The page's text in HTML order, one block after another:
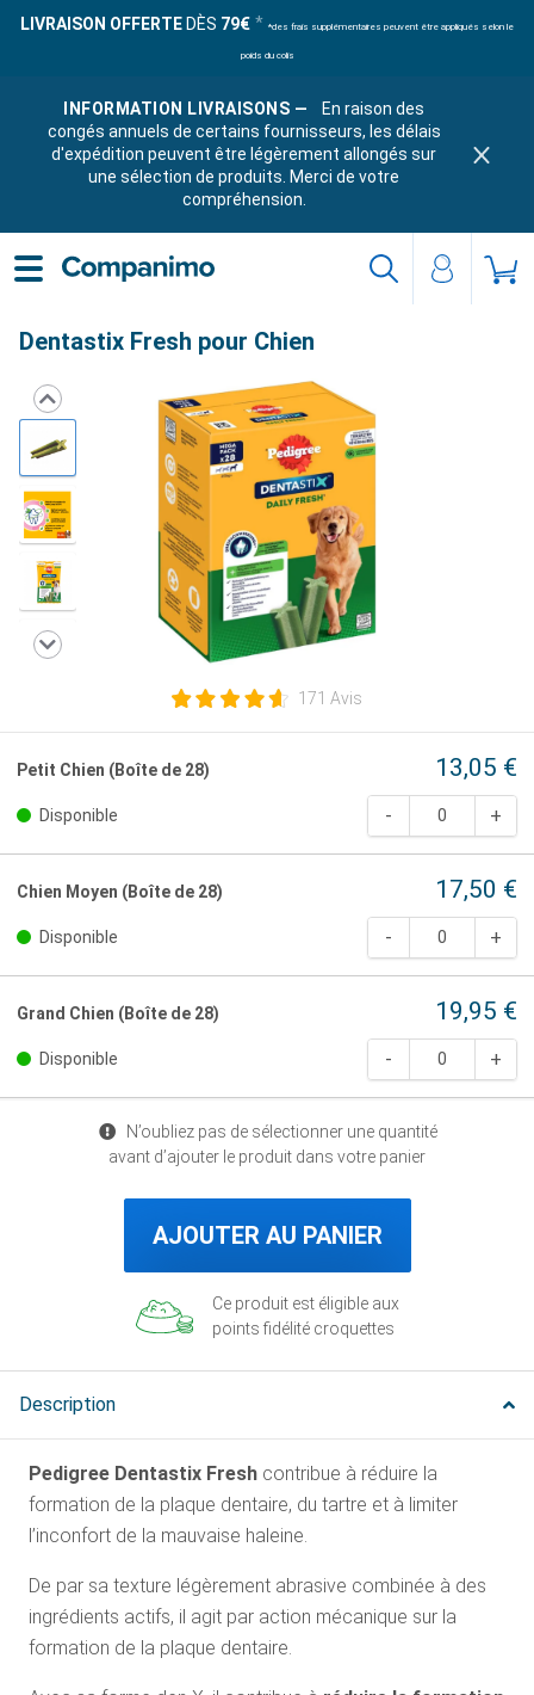
LIVRAISON OFFERTE DÈS 79€ *des frais supplémentaires peuvent être appliqués selon le
poids du colis
INFORMATION LIVRAISONS —
En raison des
congés annuels de certains fournisseurs, les délais
d'expédition peuvent être légèrement allongés sur
une sélection de produits. Merci de votre
compréhension.
Dentastix Fresh pour Chien
171 Avis
Petit Chien (Boîte de 28) 13,05 €
Disponible
Chien Moyen (Boîte de 28) 17,50 €
Disponible
Grand Chien (Boîte de 28) 19,95 €
Disponible
N’oubliez pas de sélectionner une quantité
avant d’ajouter le produit dans votre panier
AJOUTER AU PANIER
Ce produit est éligible aux
points fidélité croquettes
Description
Pedigree Dentastix Fresh contribue à réduire la
formation de la plaque dentaire, du tartre et à limiter
l’inconfort de la mauvaise haleine.
De par sa texture légèrement abrasive combinée à des
ingrédients actifs, il agit par action mécanique sur la
formation de la plaque dentaire.